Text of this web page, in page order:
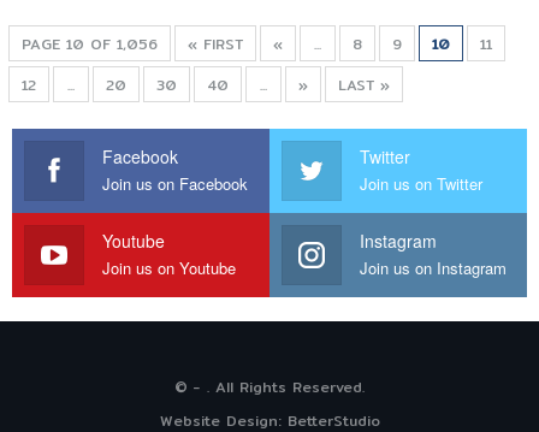
PAGE 10 OF 1,056 « FIRST « ... 8 9 10
11
12
... 20 30 40 ... » LAST »
Facebook
Join us on Facebook
Twitter
Join us on Twitter
Youtube
Join us on Youtube
Instagram
Join us on Instagram
© - . All Rights Reserved.
Website Design: BetterStudio